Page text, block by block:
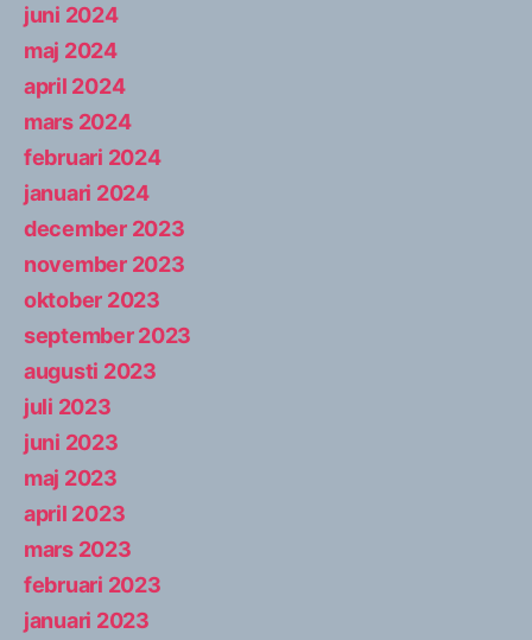
juni 2024
maj 2024
april 2024
mars 2024
februari 2024
januari 2024
december 2023
november 2023
oktober 2023
september 2023
augusti 2023
juli 2023
juni 2023
maj 2023
april 2023
mars 2023
februari 2023
januari 2023